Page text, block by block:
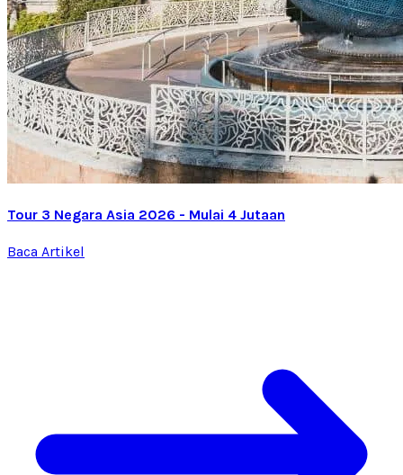
Tour 3 Negara Asia 2026 - Mulai 4 Jutaan
Baca Artikel